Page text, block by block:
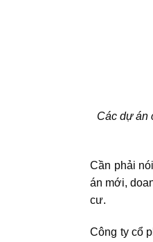
Các dự án
Cần phải
án mới,
cư.
Công ty cổ